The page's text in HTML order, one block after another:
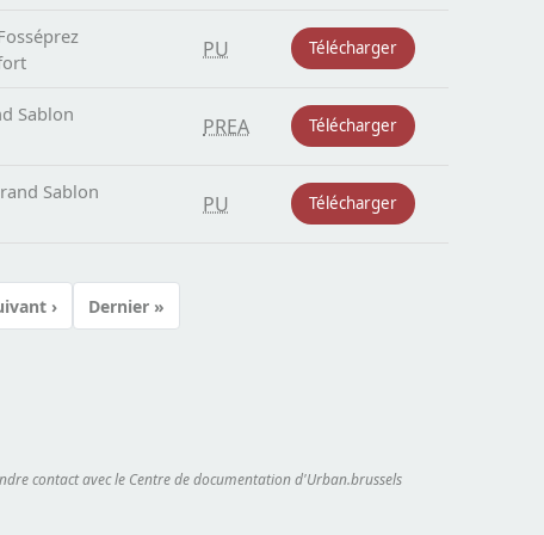
PU Télécharger
Sablon
PREA Télécharger
Sablon
PU Télécharger
Page suivante
› Dernière page
Dernier »
contact avec le Centre de documentation d'Urban.brussels